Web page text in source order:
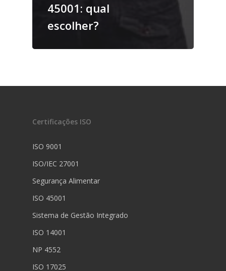
45001: qual
escolher?
Certificações ISO
ISO 9001
ISO/IEC 27001
Segurança Alimentar
ISO 45001
Sistema de Gestão Integrado
ISO 14001
NP 4552
ISO 17025